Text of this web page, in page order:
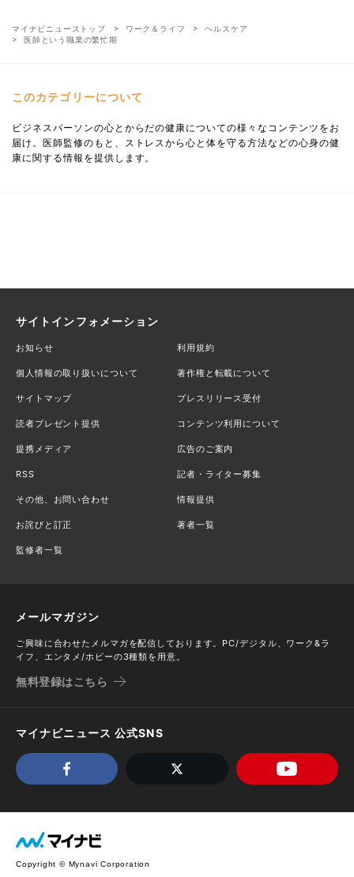
マイナビニューストップ ワーク＆ライフ
ヘルスケア
医師という職業の繁忙期
このカテゴリーについて
ビジネスパーソンの心とからだの健康についての様々なコンテンツをお
届け。医師監修のもと、ストレスから心と体を守る方法などの心身の健
康に関する情報を提供します。
サイトインフォメーション
お知らせ 利用規約
個人情報の取り扱いについて 著作権と転載について
サイトマップ プレスリリース受付
読者プレゼント提供 コンテンツ利用について
提携メディア 広告のご案内
RSS 記者・ライター募集
その他、お問い合わせ 情報提供
お詫びと訂正 著者一覧
監修者一覧
メールマガジン
ご興味に合わせたメルマガを配信しております。PC/デジタル、ワーク&ラ
イフ、エンタメ/ホビーの3種類を用意。
無料登録はこちら
マイナビニュース 公式SNS
Copyright © Mynavi Corporation